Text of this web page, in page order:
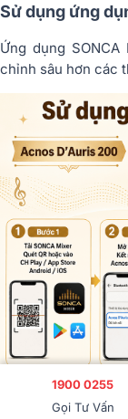
Sử dụng ứng
Ứng dụng
chỉnh sâu hơn các
1900 0255
Gọi Tư Vấn